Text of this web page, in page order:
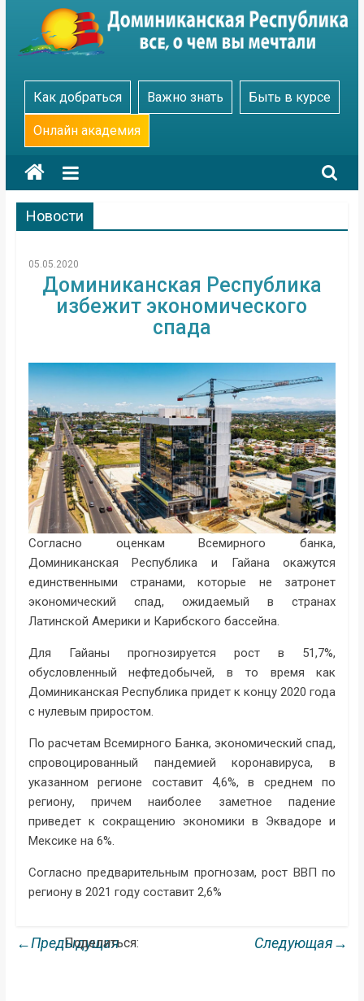
content
Go
Dominicana
Как добраться Важно знать Быть в курсе
Онлайн академия
Новости
05.05.2020
Доминиканская Республика
избежит экономического
спада
Согласно оценкам Всемирного банка,
Доминиканская Республика и Гайана окажутся
единственными странами, которые не затронет
экономический спад, ожидаемый в странах
Латинской Америки и Карибского бассейна.
Для Гайаны прогнозируется рост в 51,7%,
обусловленный нефтедобычей, в то время как
Доминиканская Республика придет к концу 2020 года
с нулевым приростом.
По расчетам Всемирного Банка, экономический спад,
спровоцированный пандемией коронавируса, в
указанном регионе составит 4,6%, в среднем по
региону, причем наиболее заметное падение
приведет к сокращению экономики в Эквадоре и
Мексике на 6%.
Согласно предварительным прогнозам, рост ВВП по
региону в 2021 году составит 2,6%
←Предыдущая Следующая→
Поделиться: